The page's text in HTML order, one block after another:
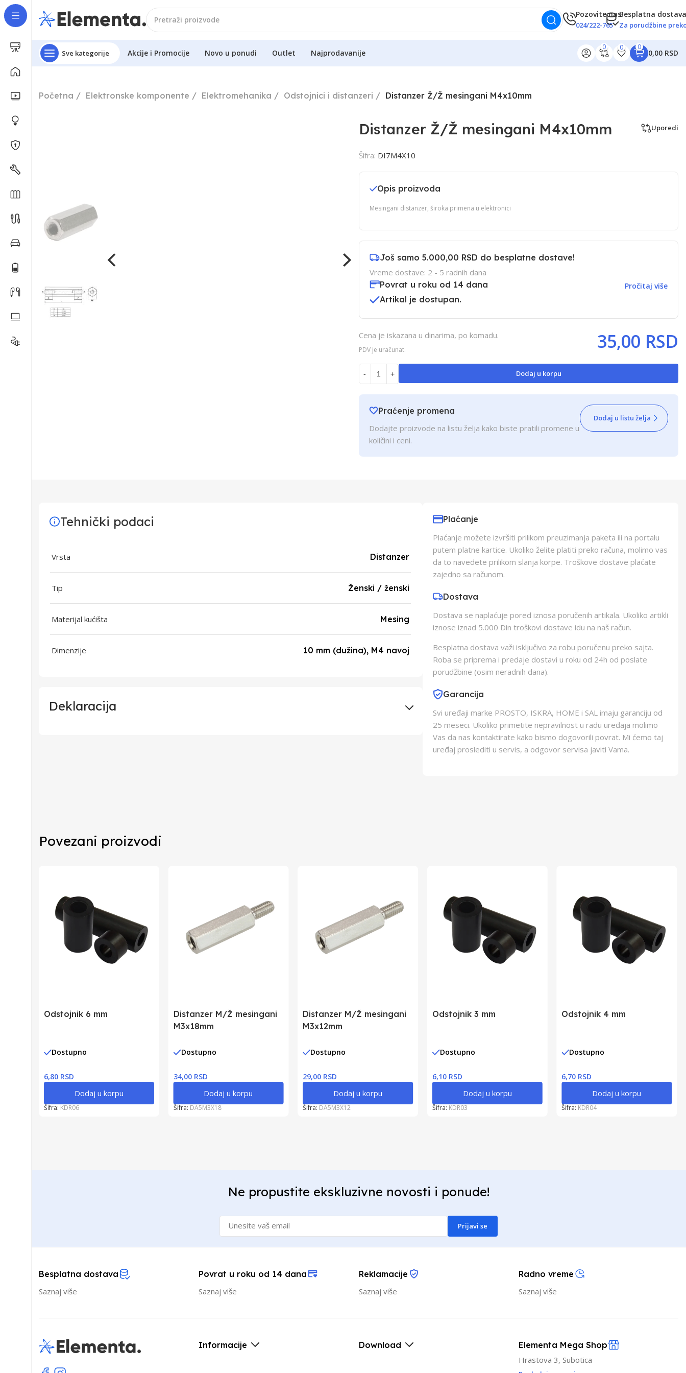
Pozovite nas
024/222-765
Besplatna
Za porudžbine
Sve kategorije Akcije i Promocije Novo u ponudi Outlet Najprodavanije
0 0 0
0,00 RSD
Početna Elektronske komponente Elektromehanika Odstojnici i distanzeri Distanzer Ž/Ž mesingani M4x10mm
Distanzer Ž/Ž mesingani M4x10mm Uporedi
Šifra: DI7M4X10
Opis proizvoda
Mesingani distanzer, široka primena u elektronici
Još samo 5.000,00 RSD do besplatne dostave!
Vreme dostave: 2 - 5 radnih dana
Povrat u roku od 14 dana
Pročitaj više
Artikal je dostupan.
Cena je iskazana u dinarima, po komadu.
PDV je uračunat. 35,00 RSD
- + Dodaj u korpu
Praćenje promena
Dodajte proizvode na listu želja kako biste pratili promene u
količini i ceni.
Dodaj u listu želja
Tehnički podaci
Vrsta Distanzer
Tip Ženski / ženski
Materijal kućišta Mesing
Dimenzije 10 mm (dužina), M4 navoj
Deklaracija
Zemlja Uvoza
Plaćanje
Plaćanje možete izvršiti prilikom preuzimanja paketa ili na portalu
putem platne kartice. Ukoliko želite platiti preko računa, molimo vas
da to navedete prilikom slanja korpe. Troškove dostave plaćate
zajedno sa računom.
Dostava
Dostava se naplaćuje pored iznosa poručenih artikala. Ukoliko artikli
iznose iznad 5.000 Din troškovi dostave idu na naš račun.
Besplatna dostava važi isključivo za robu poručenu preko sajta.
Roba se priprema i predaje dostavi u roku od 24h od poslate
porudžbine (osim neradnih dana).
Garancija
Svi uređaji marke PROSTO, ISKRA, HOME i SAL imaju garanciju od
25 meseci. Ukoliko primetite nepravilnost u radu uređaja molimo
Vas da nas kontaktirate kako bismo dogovorili povrat. Mi ćemo taj
uređaj proslediti u servis, a odgovor servisa javiti Vama.
Povezani proizvodi
Odstojnik 6 mm
Dostupno
6,80 RSD
Dodaj u korpu
Šifra: KDR06
Distanzer M/Ž mesingani
M3x18mm
Dostupno
34,00 RSD
Dodaj u korpu
Šifra: DA5M3X18
Distanzer M/Ž mesingani
M3x12mm
Dostupno
29,00 RSD
Dodaj u korpu
Šifra: DA5M3X12
Odstojnik 3 mm
Dostupno
6,10 RSD
Dodaj u korpu
Šifra: KDR03
Odstojnik 4 mm
Dostupno
6,70 RSD
Dodaj u korpu
Šifra: KDR04
Ne propustite ekskluzivne novosti i ponude!
Prijavi se
Besplatna dostava
Saznaj više
Povrat u roku od 14 dana
Saznaj više
Reklamacije
Saznaj više
Radno vreme
Saznaj više
Informacije Download
Elementa Mega Shop
Hrastova 3, Subotica